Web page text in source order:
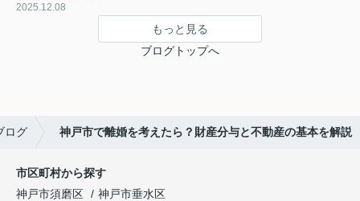
2025.12.08
もっと見る
ブログトップへ
ログ 神戸市で離婚を考えたら？財産分与と不動産の基本を解説
市区町村から探す
神戸市須磨区
神戸市垂水区